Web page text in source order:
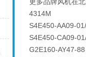
4314M
S4E450-AA09-
S4E450-CA09-
G2E160-AY47-88